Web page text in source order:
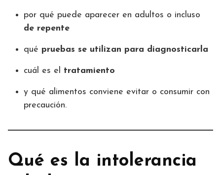
por qué puede aparecer en adultos o incluso
de repente
qué pruebas se utilizan para diagnosticarla
cuál es el tratamiento
y qué alimentos conviene evitar o consumir con
precaución.
Qué es la intolerancia